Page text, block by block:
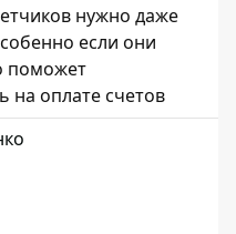
нужно даже
если они
поможет
на оплате счетов